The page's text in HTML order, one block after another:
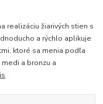
realizáciu žiarivých stien s
a rýchlo aplikuje
ktoré sa menia podľa
a bronzu a